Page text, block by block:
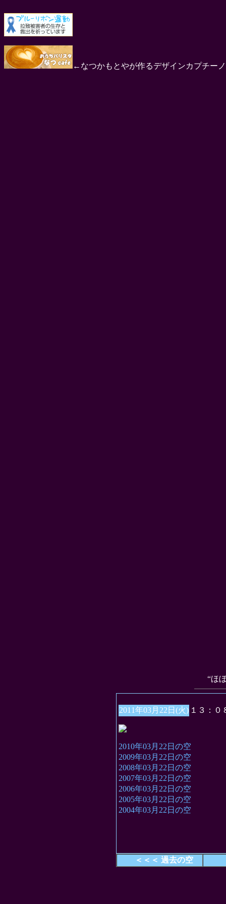
←なつかもとやが作るデザインカプチー
“ほ
2011年03月22日(火) １３：０
2010年03月22日の空
2009年03月22日の空
2008年03月22日の空
2007年03月22日の空
2006年03月22日の空
2005年03月22日の空
2004年03月22日の空
＜＜＜ 過去の空